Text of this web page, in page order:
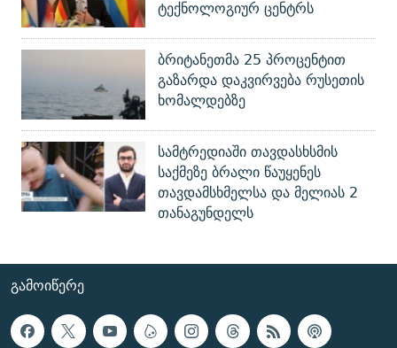
ტექნოლოგიურ ცენტრს
ბრიტანეთმა 25 პროცენტით
გაზარდა დაკვირვება რუსეთის
ხომალდებზე
სამტრედიაში თავდასხსმის
საქმეზე ბრალი წაუყენეს
თავდამსხმელსა და მელიას 2
თანაგუნდელს
ᲒᲐᲛᲝᲘᲬᲔᲠᲔ